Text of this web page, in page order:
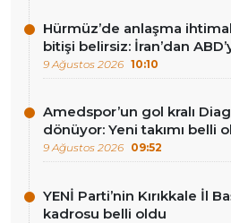
Hürmüz’de anlaşma
bitişi belirsiz: İran’dan
9 Ağustos 2026 10:10
Amedspor’un gol kralı
dönüyor: Yeni takımı belli
9 Ağustos 2026 09:52
YENİ Parti’nin Kırıkkale İl
kadrosu belli oldu